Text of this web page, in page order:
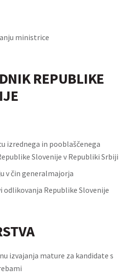
ministrice
REPUBLIKE
izrednega in pooblaščenega
Slovenije v Republiki Srbiji
v čin generalmajorja
odlikovanja Republike Slovenije
izvajanja mature za kandidate s